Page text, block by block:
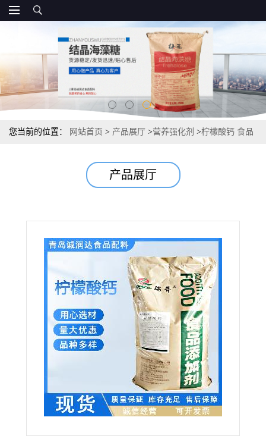
您当前的位置： 网站首页 > 产品展厅 >营养强化剂 >柠檬酸钙 食品
产品展厅